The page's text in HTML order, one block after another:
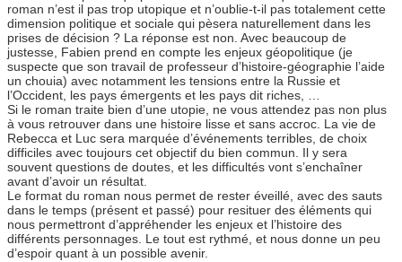
roman n’est il pas trop utopique et n’oublie-t-il pas totalement cette
dimension politique et sociale qui pèsera naturellement dans les
prises de décision ? La réponse est non. Avec beaucoup de
justesse, Fabien prend en compte les enjeux géopolitique (je
suspecte que son travail de professeur d’histoire-géographie l’aide
un chouia) avec notamment les tensions entre la Russie et
l’Occident, les pays émergents et les pays dit riches, …
Si le roman traite bien d’une utopie, ne vous attendez pas non plus
à vous retrouver dans une histoire lisse et sans accroc. La vie de
Rebecca et Luc sera marquée d’événements terribles, de choix
difficiles avec toujours cet objectif du bien commun. Il y sera
souvent questions de doutes, et les difficultés vont s’enchaîner
avant d’avoir un résultat.
Le format du roman nous permet de rester éveillé, avec des sauts
dans le temps (présent et passé) pour resituer des éléments qui
nous permettront d’appréhender les enjeux et l’histoire des
différents personnages. Le tout est rythmé, et nous donne un peu
d’espoir quant à un possible avenir.